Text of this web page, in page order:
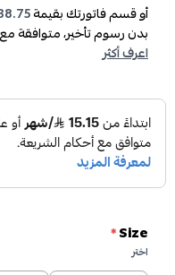
أو قسم فاتورتك بقيمة38.75
بدون رسوم تأخير، متوافقة
اعرف أكثر
Size
*
اختر